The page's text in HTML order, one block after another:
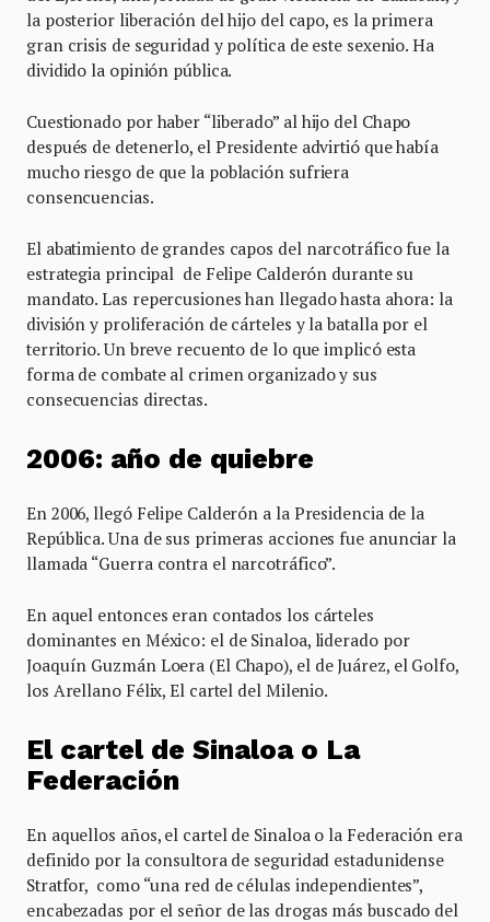
la posterior liberación del hijo del capo, es la primera
gran crisis de seguridad y política de este sexenio. Ha
dividido la opinión pública.
Cuestionado por haber “liberado” al hijo del Chapo
después de detenerlo, el Presidente advirtió que había
mucho riesgo de que la población sufriera
consencuencias.
El abatimiento de grandes capos del narcotráfico fue la
estrategia principal de Felipe Calderón durante su
mandato. Las repercusiones han llegado hasta ahora: la
división y proliferación de cárteles y la batalla por el
territorio. Un breve recuento de lo que implicó esta
forma de combate al crimen organizado y sus
consecuencias directas.
2006: año de quiebre
En 2006, llegó Felipe Calderón a la Presidencia de la
República. Una de sus primeras acciones fue anunciar la
llamada “Guerra contra el narcotráfico”.
En aquel entonces eran contados los cárteles
dominantes en México: el de Sinaloa, liderado por
Joaquín Guzmán Loera (El Chapo), el de Juárez, el Golfo,
los Arellano Félix, El cartel del Milenio.
El cartel de Sinaloa o La
Federación
En aquellos años, el cartel de Sinaloa o la Federación era
definido por la consultora de seguridad estadunidense
Stratfor, como “una red de células independientes”,
encabezadas por el señor de las drogas más buscado del